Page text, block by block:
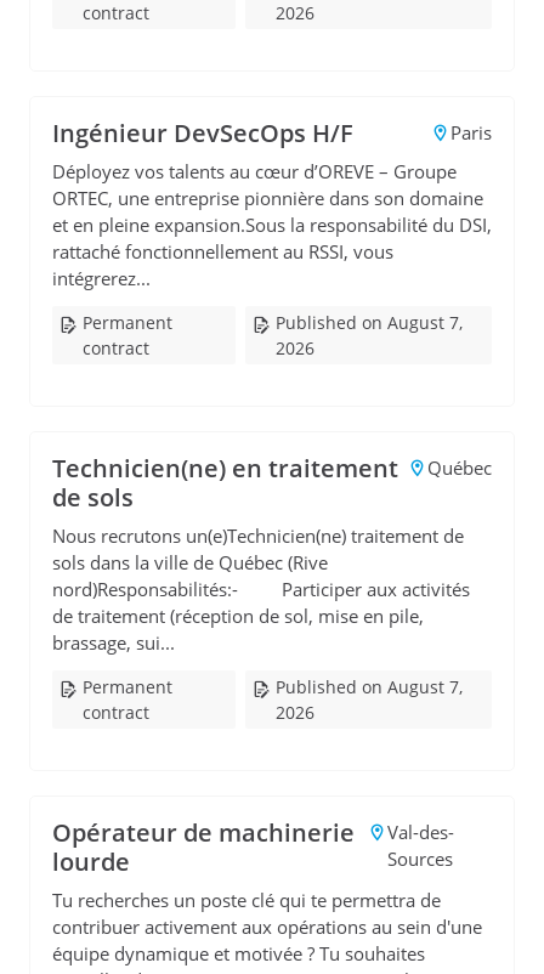
contract
2026
Ingénieur DevSecOps H/F
Paris
Déployez vos talents au cœur d’OREVE – Groupe
ORTEC, une entreprise pionnière dans son domaine
et en pleine expansion.Sous la responsabilité du DSI,
rattaché fonctionnellement au RSSI, vous
intégrerez...
Permanent
contract
Published on August 7,
2026
Technicien(ne) en traitement
de sols
Québec
Nous recrutons un(e)Technicien(ne) traitement de
sols dans la ville de Québec (Rive
nord)Responsabilités:- Participer aux activités
de traitement (réception de sol, mise en pile,
brassage, sui...
Permanent
contract
Published on August 7,
2026
Opérateur de machinerie
lourde
Val-des-
Sources
Tu recherches un poste clé qui te permettra de
contribuer activement aux opérations au sein d'une
équipe dynamique et motivée ? Tu souhaites